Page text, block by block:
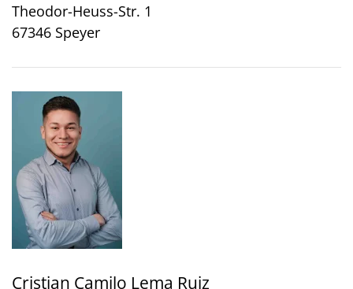
Theodor-Heuss-Str. 1
67346 Speyer
Cristian Camilo Lema Ruiz